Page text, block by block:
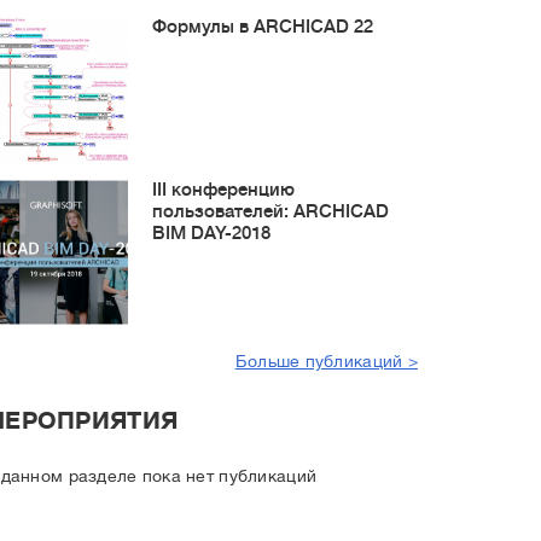
Формулы в ARCHICAD 22
III конференцию
пользователей: ARCHICAD
BIM DAY-2018
Больше публикаций >
разделе пока нет публикаций